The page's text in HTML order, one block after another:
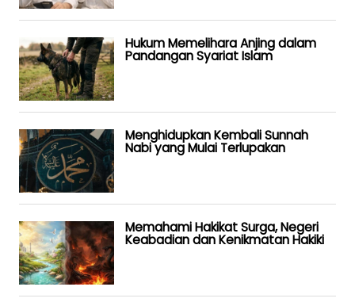
Hukum Memelihara Anjing dalam
Pandangan Syariat Islam
Menghidupkan Kembali Sunnah
Nabi yang Mulai Terlupakan
Memahami Hakikat Surga, Negeri
Keabadian dan Kenikmatan Hakiki